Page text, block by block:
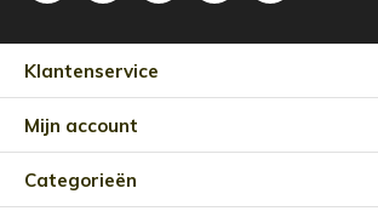
Klantenservice
Mijn account
Categorieën